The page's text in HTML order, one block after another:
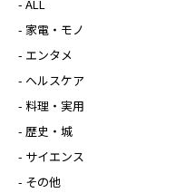
- ALL
- 家電・モノ
- エンタメ
- ヘルスケア
- 料理・実用
- 歴史・城
- サイエンス
- その他